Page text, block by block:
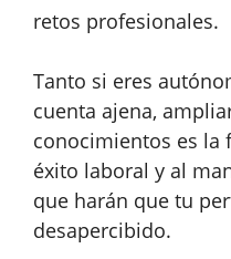
retos profesionales.
Tanto si eres
cuenta ajena,
conocimientos es la
éxito laboral y al
que harán que tu
desapercibido.